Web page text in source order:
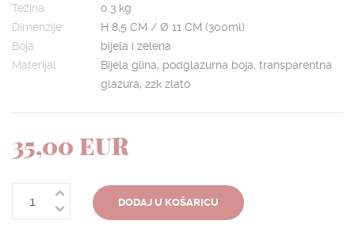
Težina
0.3 kg
Dimenzije
H 8,5 CM / Ø 11 CM (300ml)
Boja
bijela i zelena
Materijal
Bijela glina, podglazurna boja, transparentna
glazura, 22k zlato
35,00 EUR
DODAJ U KOŠARICU